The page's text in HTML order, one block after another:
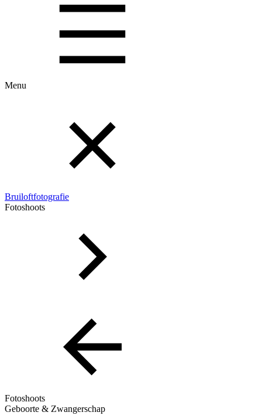
Menu
Bruiloftfotografie
Fotoshoots
Fotoshoots
Geboorte & Zwangerschap